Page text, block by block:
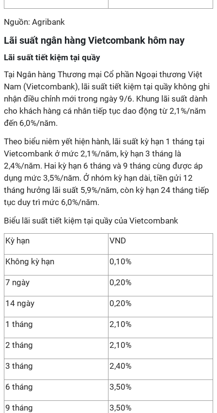
Nguồn: Agribank
Lãi suất ngân hàng Vietcombank hôm nay
Lãi suất tiết kiệm tại quầy
Tại Ngân hàng Thương mại Cổ phần Ngoại thương Việt
Nam (Vietcombank), lãi suất tiết kiệm tại quầy không ghi
nhận điều chỉnh mới trong ngày 9/6. Khung lãi suất dành
cho khách hàng cá nhân tiếp tục dao động từ 2,1%/năm
đến 6,0%/năm.
Theo biểu niêm yết hiện hành, lãi suất kỳ hạn 1 tháng tại
Vietcombank ở mức 2,1%/năm, kỳ hạn 3 tháng là
2,4%/năm. Hai kỳ hạn 6 tháng và 9 tháng cùng được áp
dụng mức 3,5%/năm. Ở nhóm kỳ hạn dài, tiền gửi 12
tháng hưởng lãi suất 5,9%/năm, còn kỳ hạn 24 tháng tiếp
tục duy trì mức 6,0%/năm.
Biểu lãi suất tiết kiệm tại quầy của Vietcombank
Kỳ hạn VND
Không kỳ hạn 0,10%
7 ngày 0,20%
14 ngày 0,20%
1 tháng 2,10%
2 tháng 2,10%
3 tháng 2,40%
6 tháng 3,50%
9 tháng 3,50%